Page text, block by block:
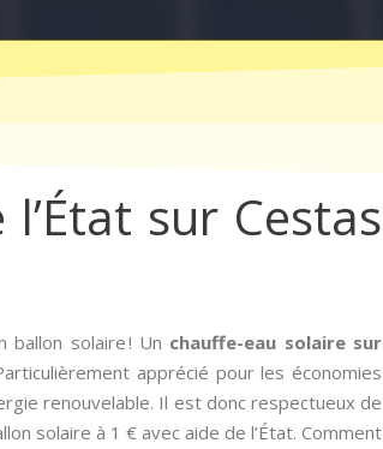
sur Cestas
solaire ! Un chauffe-eau solaire sur
apprécié pour les économies
renouvelable. Il est donc respectueux de
solaire à 1 € avec aide de l’État. Comment